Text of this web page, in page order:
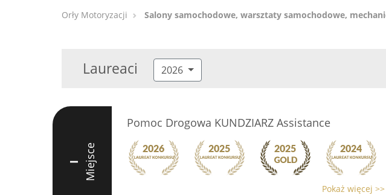
Orły Motoryzacji Salony samochodowe, warsztaty samochodowe,
Laureaci 2026
I Miejsce
Pomoc Drogowa KUNDZIARZ Assistance
Pokaż więcej >>